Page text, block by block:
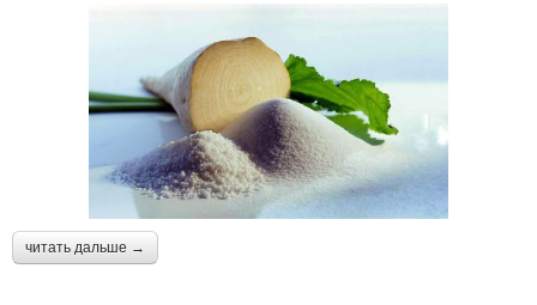
читать дальше →